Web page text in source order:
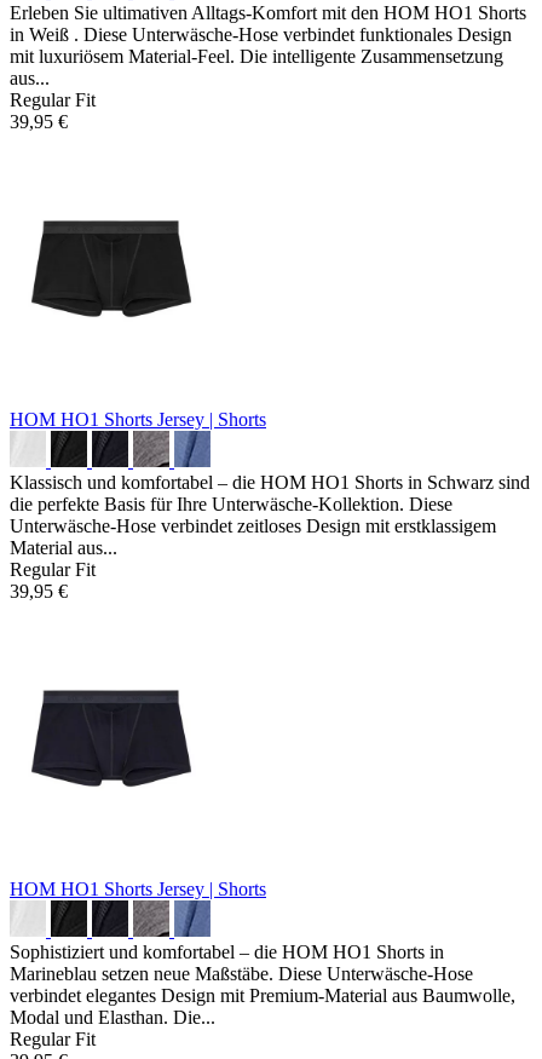
Erleben Sie ultimativen Alltags-Komfort mit den HOM HO1 Shorts
in Weiß . Diese Unterwäsche-Hose verbindet funktionales Design
mit luxuriösem Material-Feel. Die intelligente Zusammensetzung
aus...
Regular Fit
39,95 €
HOM HO1 Shorts Jersey | Shorts
Klassisch und komfortabel – die HOM HO1 Shorts in Schwarz sind
die perfekte Basis für Ihre Unterwäsche-Kollektion. Diese
Unterwäsche-Hose verbindet zeitloses Design mit erstklassigem
Material aus...
Regular Fit
39,95 €
HOM HO1 Shorts Jersey | Shorts
Sophistiziert und komfortabel – die HOM HO1 Shorts in
Marineblau setzen neue Maßstäbe. Diese Unterwäsche-Hose
verbindet elegantes Design mit Premium-Material aus Baumwolle,
Modal und Elasthan. Die...
Regular Fit